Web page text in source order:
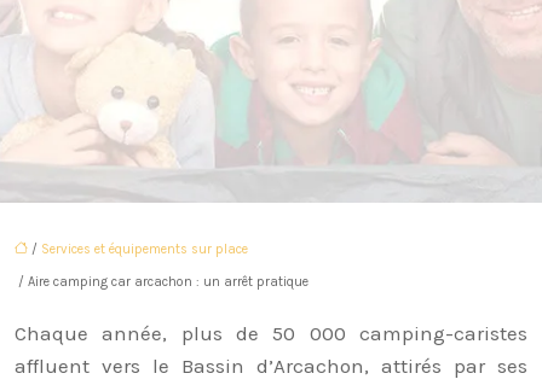
/ Services et équipements sur place
/ Aire camping car arcachon : un arrêt pratique
Chaque année, plus de 50 000 camping-caristes
affluent vers le Bassin d’Arcachon, attirés par ses